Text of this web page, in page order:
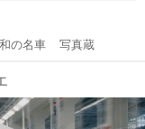
の名車 写真蔵